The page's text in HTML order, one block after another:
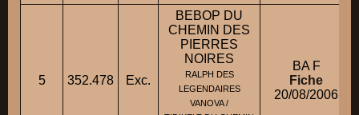
5 352.478 Exc.
BEBOP DU
CHEMIN DES
PIERRES
NOIRES
RALPH DES
LEGENDAIRES
VANOVA /
BA F
Fiche
20/08/2006